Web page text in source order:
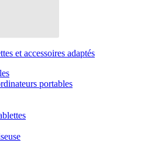
et accessoires adaptés
portables